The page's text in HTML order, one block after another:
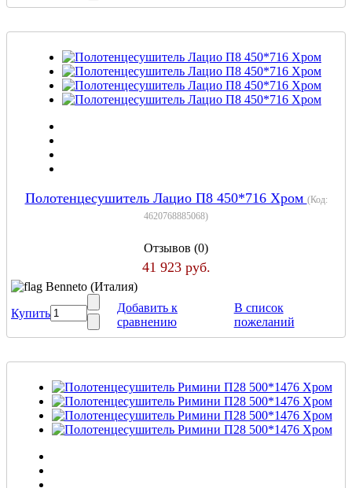
Полотенцесушитель Лацио П8 450*716 Хром (Код:
4620768885068)
Отзывов (0)
41 923 руб.
Benneto (Италия)
Купить
Добавить к
сравнению
В список
пожеланий